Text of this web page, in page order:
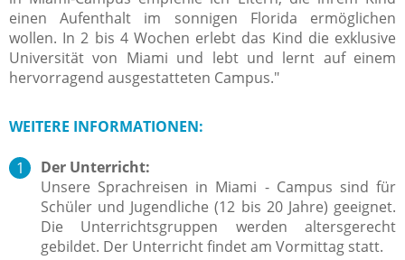
einen Aufenthalt im sonnigen Florida ermöglichen
wollen. In 2 bis 4 Wochen erlebt das Kind die exklusive
Universität von Miami und lebt und lernt auf einem
hervorragend ausgestatteten Campus."
WEITERE INFORMATIONEN:
Der Unterricht:
Unsere Sprachreisen in Miami - Campus sind für
Schüler und Jugendliche (12 bis 20 Jahre) geeignet.
Die Unterrichtsgruppen werden altersgerecht
gebildet. Der Unterricht findet am Vormittag statt.